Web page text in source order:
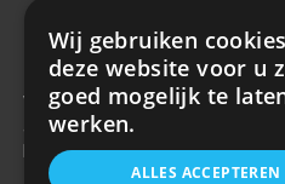
Over ons
Welkom bij R&R Parts
aanschaf van alle auto
beste selectie, service & prijs
Wij gebruiken
deze website voor u
goed mogelijk te
werken.
ALLES ACCEPTEREN